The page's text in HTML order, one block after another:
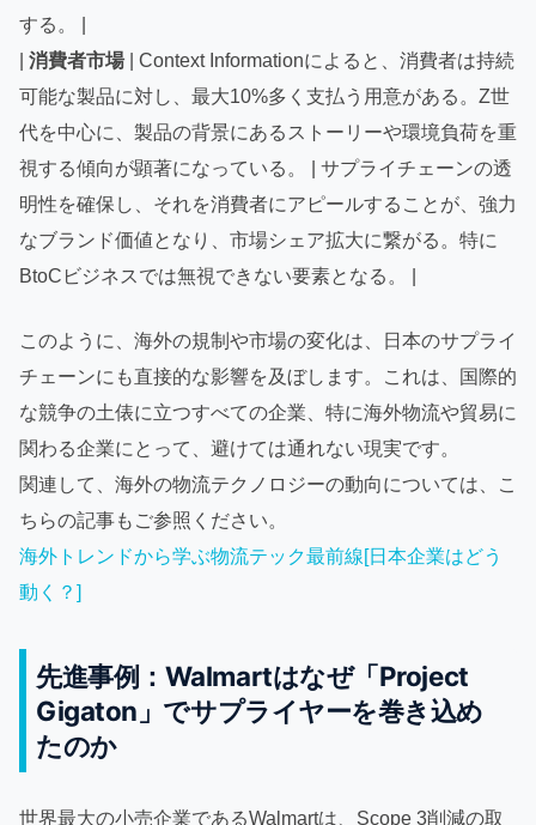
する。 |
消費者市場| Context Informationによると、消費者は持続
可能な製品に対し、最大10%多く支払う用意がある。Z世
代を中心に、製品の背景にあるストーリーや環境負荷を重
視する傾向が顕著になっている。 | サプライチェーンの透
明性を確保し、それを消費者にアピールすることが、強力
なブランド価値となり、市場シェア拡大に繋がる。特に
BtoCビジネスでは無視できない要素となる。 |
このように、海外の規制や市場の変化は、日本のサプライ
チェーンにも直接的な影響を及ぼします。これは、国際的
な競争の土俵に立つすべての企業、特に海外物流や貿易に
関わる企業にとって、避けては通れない現実です。
関連して、海外の物流テクノロジーの動向については、こ
ちらの記事もご参照ください。
海外トレンドから学ぶ物流テック最前線[日本企業はどう
動く？]
先進事例：Walmartはなぜ「Project
Gigaton」でサプライヤーを巻き込め
たのか
世界最大の小売企業であるWalmartは、Scope 3削減の取